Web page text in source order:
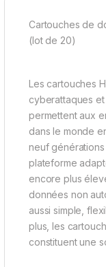
Cartouches de
(lot de 20)
Les cartouches
cyberattaques
permettent aux
dans le monde
neuf
plateforme
encore plus
données non
aussi simple,
plus, les
constituent une